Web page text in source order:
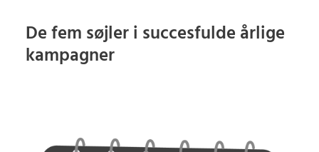
De fem søjler i succesfulde årlige
kampagner